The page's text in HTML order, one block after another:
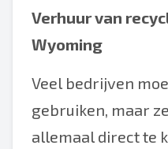
Verhuur van
Wyoming
Veel bedrijven
gebruiken, maar
allemaal direct te